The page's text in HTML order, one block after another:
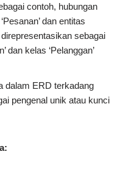
contoh, hubungan
dan entitas
direpresentasikan sebagai
dan kelas ‘Pelanggan’
dalam ERD terkadang
pengenal unik atau kunci